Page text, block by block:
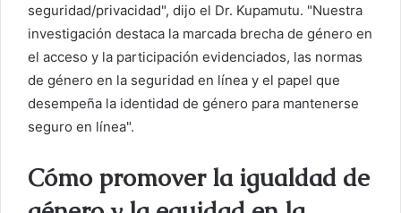
seguridad/privacidad", dijo el Dr. Kupamutu. "Nuestra
investigación destaca la marcada brecha de género en
el acceso y la participación evidenciados, las normas
de género en la seguridad en línea y el papel que
desempeña la identidad de género para mantenerse
seguro en línea".
Cómo promover la igualdad de